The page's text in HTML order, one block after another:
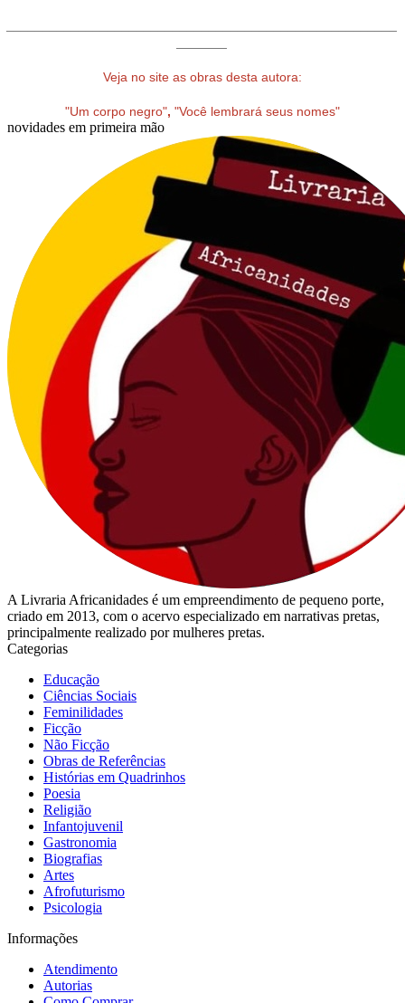
Veja no site as obras desta autora:
"Um corpo negro", "Você lembrará seus nomes"
novidades em primeira mão
A Livraria Africanidades é um empreendimento de pequeno porte,
criado em 2013, com o acervo especializado em narrativas pretas,
principalmente realizado por mulheres pretas.
Categorias
Educação
Ciências Sociais
Feminilidades
Ficção
Não Ficção
Obras de Referências
Histórias em Quadrinhos
Poesia
Religião
Infantojuvenil
Gastronomia
Biografias
Artes
Afrofuturismo
Psicologia
Informações
Atendimento
Autorias